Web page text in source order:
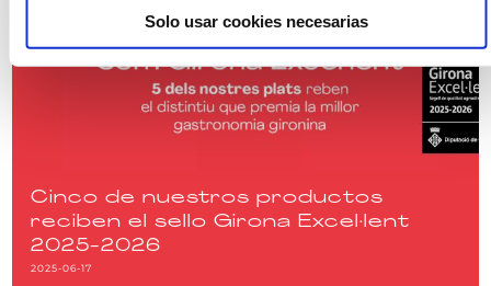
Solo usar cookies necesarias
Cinco de nuestros productos
reciben el sello Girona Excel·lent
2025-2026
2025-06-17